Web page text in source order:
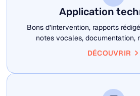
Application
Bons d’intervention, rapports
notes vocales, documentation,
DÉCOUVRIR